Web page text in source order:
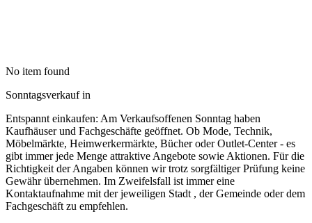
No item found
Sonntagsverkauf in
Entspannt einkaufen: Am Verkaufsoffenen Sonntag haben
Kaufhäuser und Fachgeschäfte geöffnet. Ob Mode, Technik,
Möbelmärkte, Heimwerkermärkte, Bücher oder Outlet-Center - es
gibt immer jede Menge attraktive Angebote sowie Aktionen. Für die
Richtigkeit der Angaben können wir trotz sorgfältiger Prüfung keine
Gewähr übernehmen. Im Zweifelsfall ist immer eine
Kontaktaufnahme mit der jeweiligen Stadt , der Gemeinde oder dem
Fachgeschäft zu empfehlen.